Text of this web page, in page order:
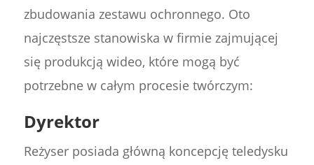
zbudowania zestawu ochronnego. Oto
najczęstsze stanowiska w firmie zajmującej
się produkcją wideo, które mogą być
potrzebne w całym procesie twórczym:
Dyrektor
Reżyser posiada główną koncepcję teledysku